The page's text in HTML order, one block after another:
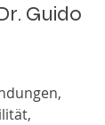
Guido